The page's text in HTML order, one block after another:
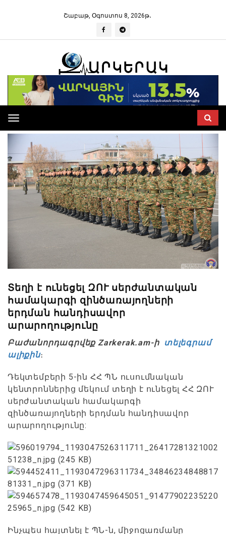
Շաբաթ, Օգոստոս 8, 2026թ․
Toggle
navigation
Տեղի է ունեցել ԶՈՒ սերժանտական
համակարգի զինծառայողների
երդման հանդիսավոր
արարողությունը
Բաժանորդագրվեք Zarkerak.am-ի տելեգրամ
ալիքին։
Դեկտեմբերի 5-ին ՀՀ ՊՆ ուսումնական
կենտրոններից մեկում տեղի է ունեցել ՀՀ ԶՈՒ
սերժանտական համակարգի
զինծառայողների երդման հանդիսավոր
արարողությունը:
Ինչպես հայտնել է ՊՆ-ն, միջոցառմանը